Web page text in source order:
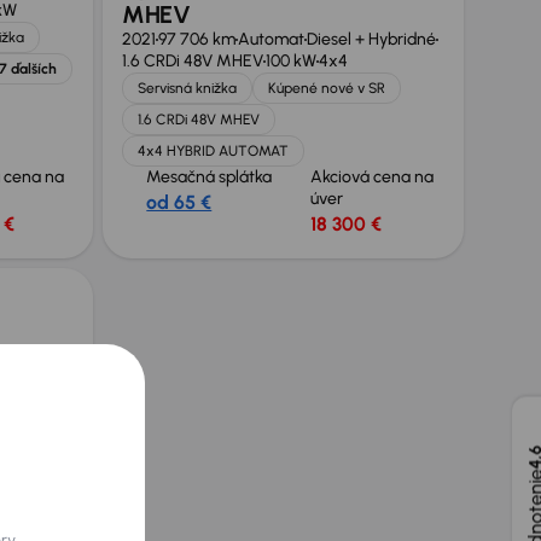
ďalších
na
MHEV
202197 706 kmAutomatDiesel + Hybridné
1.6 CRDi 48V MHEV100 kW4x4
Servisná knižka
Kúpené nové v SR
1.6 CRDi 48V MHEV
4x4 HYBRID AUTOMAT
Mesačná splátka
od 65 €
Akciová cena na
úver
18 300 €